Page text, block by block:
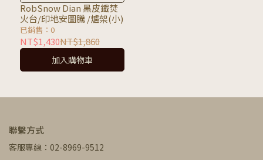
台
RobSnow Dian 黑皮鐵焚
火台/印地安圖騰 /爐架(小)
已銷售：0
NT$1,430NT$1,860
加入購物車
聯繫方式
客服專線：02-8969-9512